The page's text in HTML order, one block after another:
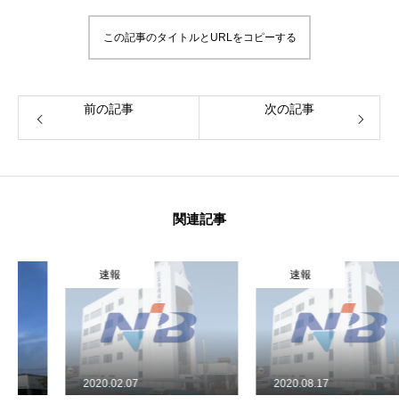
この記事のタイトルとURLをコピーする
前の記事 次の記事
関連記事
2020.02.07 2020.08.17